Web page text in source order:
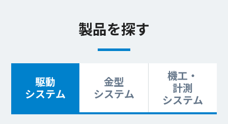
製品を探す
駆動
システム
金型
システム
機工・
計測
システム